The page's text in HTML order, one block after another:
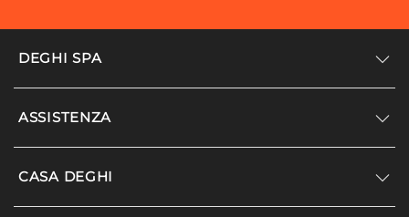
DEGHI SPA
Accedi/Registrati
ASSISTENZA
Supporto
CASA DEGHI